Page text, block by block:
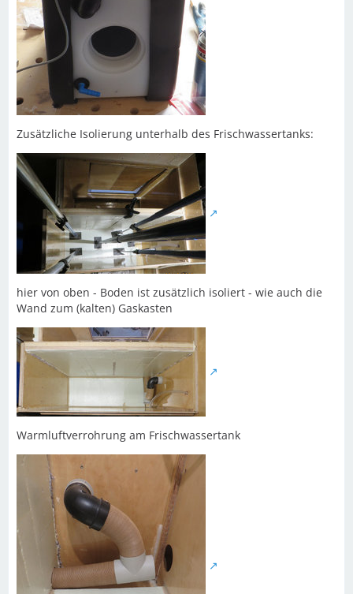
Zusätzliche Isolierung unterhalb des Frischwassertanks:
hier von oben - Boden ist zusätzlich isoliert - wie auch die
Wand zum (kalten) Gaskasten
Warmluftverrohrung am Frischwassertank